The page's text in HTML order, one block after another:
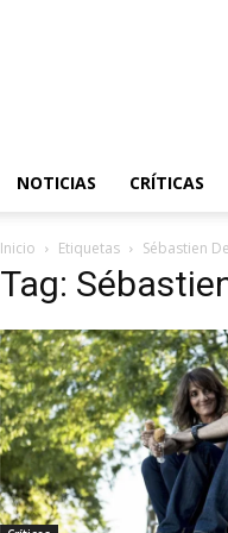
NOTICIAS CRÍTICAS
Inicio Etiquetas Sébastien
Tag: